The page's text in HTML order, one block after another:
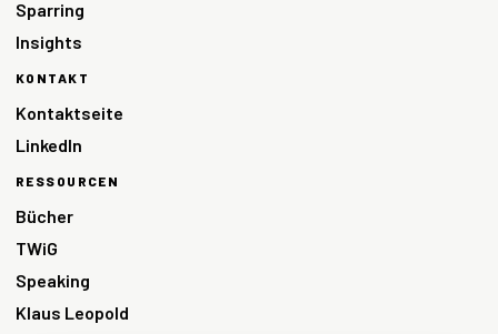
Sparring
Insights
KONTAKT
Kontaktseite
LinkedIn
RESSOURCEN
Bücher
TWiG
Speaking
Klaus Leopold